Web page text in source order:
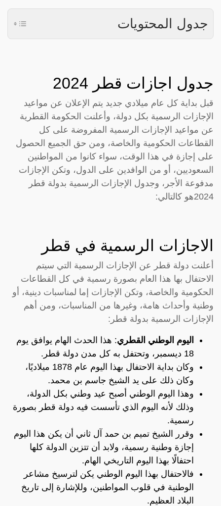
جدول المحتويات
جدول اجازات قطر 2024
قبل بداية كل عام ميلادي جديد يتم الإعلان عن مواعيد
الإجازات الرسمية بكل دولة، وأعلنت الحكومة القطرية
عن مواعيد الإجازات الرسمية المفروضة على كل
القطاعات الحكومية والخاصة، ومن حق الجميع الحصول
على إجازة في هذا الوقت، سواء كانوا من المواطنين
السعوديين، أو من الوافدين على الدول، وتكن الإجازات
مدفوعة الأجر، وجدول الإجازات الرسمية بدولة قطر
2024هو كالتالي:
الاجازات الرسمية في قطر
أعلنت دولة قطر عن الإجازات الرسمية التي سيتم
الاحتفال بها هذا العام بصورة رسمية في كل القطاعات
الحكومية والخاصة، وتكن الإجازات إما لمناسبات دينية، أو
وطنية وأحداث هامة، وغيرها من المناسبات، ومن أهم
الإجازات الرسمية بدولة قطر:
اليوم الوطني القطري: هذا الحدث الهام يوافق يوم
18 ديسمبر، وتحتفل به كل مدن دولة قطر.
وكان بداية الاحتفال بهذا اليوم عام 1878 ميلاديًا،
وكان ذلك على يد الشيخ جاسم بن محمد.
وهذا اليوم الوطني أصبح عيد وطني بكل الدولة،
وذلك لأنه اليوم الذي تأسست فيه دولة قطر بصورة
رسمية.
وقرر الشيخ تميم بن حمد آل ثاني أن يكن هذا اليوم
إجازة وطنية رسمية، ولابد أن تتزين الدولة كلها
احتفالًا بهذا اليوم التاريخي الهام.
فالاحتفال بهذا اليوم الوطني يكن لترسيخ مشاعر
الوطنية في قلوب المواطنين، وللإشارة إلى تاريخ
البلاد العظيم.